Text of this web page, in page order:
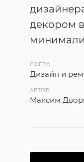
декором
СФЕРА
Дизайн и
АВТОР
Максим